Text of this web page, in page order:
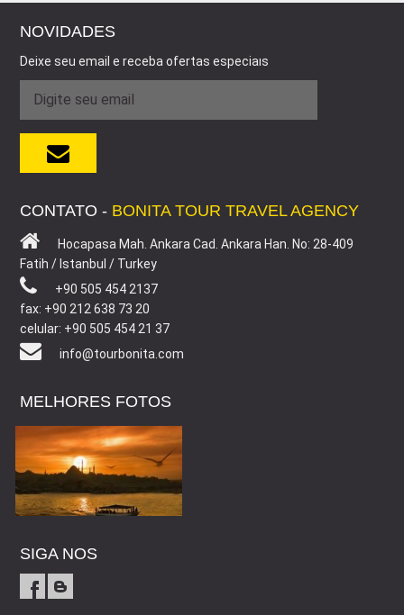
NOVIDADES
Deixe seu email e receba ofertas especiaıs
CONTATO - BONITA TOUR TRAVEL AGENCY
Hocapasa Mah. Ankara Cad. Ankara Han. No: 28-409
Fatih / Istanbul / Turkey
+90 505 454 2137
fax: +90 212 638 73 20
celular: +90 505 454 21 37
info@tourbonita.com
MELHORES FOTOS
SIGA NOS